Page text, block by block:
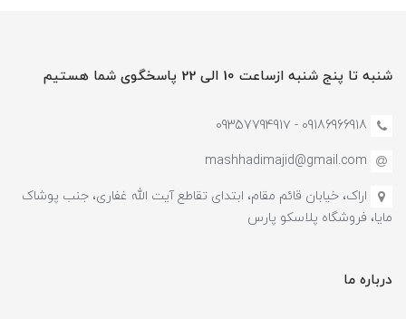
شنبه تا پنج شنبه ازساعت 10 الی 22 پاسخگوی شما هستیم
09186966918 - 0935779491۷
mashhadimajid@gmail.com
اراک، خیابان قائم مقام، ابتدای تقاطع آیت الله غفاری، جنب پوشاک
مایا، فروشگاه پلاسکو پارس
درباره ما